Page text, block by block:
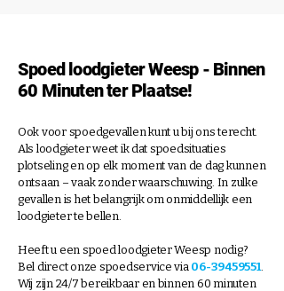
Spoed loodgieter Weesp - Binnen
60 Minuten ter Plaatse!
Ook voor spoedgevallen kunt u bij ons terecht.
Als loodgieter weet ik dat spoedsituaties
plotseling en op elk moment van de dag kunnen
ontsaan – vaak zonder waarschuwing. In zulke
gevallen is het belangrijk om onmiddellijk een
loodgieter te bellen.
Heeft u een spoed loodgieter Weesp nodig?
Bel direct onze spoedservice via 06-39459551.
Wij zijn 24/7 bereikbaar en binnen 60 minuten